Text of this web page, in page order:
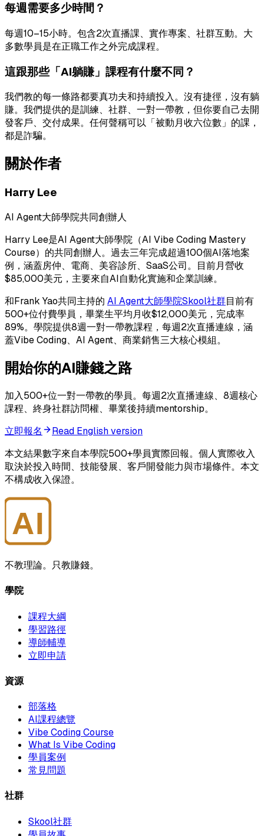
每週需要多少時間？
每週10–15小時。包含2次直播課、實作專案、社群互動。大
多數學員是在正職工作之外完成課程。
這跟那些「AI躺賺」課程有什麼不同？
我們教的每一條路都要真功夫和持續投入。沒有捷徑，沒有躺
賺。我們提供的是訓練、社群、一對一帶教，但你要自己去開
發客戶、交付成果。任何聲稱可以「被動月收六位數」的課，
都是詐騙。
關於作者
Harry Lee
AI Agent大師學院共同創辦人
Harry Lee是AI Agent大師學院（AI Vibe Coding Mastery
Course）的共同創辦人。過去三年完成超過100個AI落地案
例，涵蓋房仲、電商、美容診所、SaaS公司。目前月營收
$85,000美元，主要來自AI自動化實施和企業訓練。
和Frank Yao共同主持的 AI Agent大師學院Skool社群目前有
500+位付費學員，畢業生平均月收$12,000美元，完成率
89%。學院提供8週一對一帶教課程，每週2次直播連線，涵
蓋Vibe Coding、AI Agent、商業銷售三大核心模組。
開始你的AI賺錢之路
加入500+位一對一帶教的學員。每週2次直播連線、8週核心
課程、終身社群訪問權、畢業後持續mentorship。
立即報名
Read English version
本文結果數字來自本學院500+學員實際回報。個人實際收入
取決於投入時間、技能發展、客戶開發能力與市場條件。本文
不構成收入保證。
AI
不教理論。只教賺錢。
學院
課程大綱
學習路徑
導師輔導
立即申請
資源
部落格
AI課程總覽
Vibe Coding Course
What Is Vibe Coding
學員案例
常見問題
社群
Skool社群